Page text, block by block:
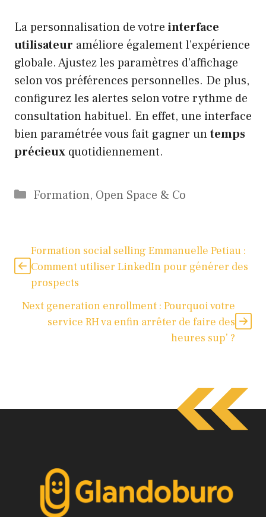
La personnalisation de votre interface
utilisateur améliore également l’expérience
globale. Ajustez les paramètres d’affichage
selon vos préférences personnelles. De plus,
configurez les alertes selon votre rythme de
consultation habituel. En effet, une interface
bien paramétrée vous fait gagner untemps
précieux quotidiennement.
Catégories
Formation, Open Space & Co
Formation social selling Emmanuelle Petiau :
Comment utiliser LinkedIn pour générer des
prospects
Next generation enrollment : Pourquoi votre
service RH va enfin arrêter de faire des
heures sup’ ?